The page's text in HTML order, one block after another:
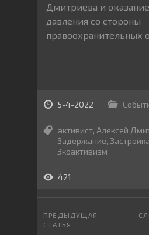
Дмитриева и
давления со стороны
правоохранительных
5-4-2022
активист, Алексей
Задержание, Застройка
Экоактивизм
421